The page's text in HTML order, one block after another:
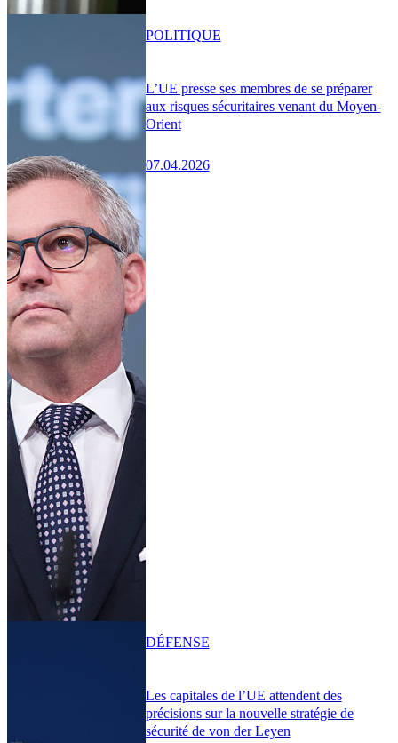
L’UE presse ses membres de se préparer
aux risques sécuritaires venant du Moyen-
Orient
07.04.2026
POLITIQUE
Les capitales de l’UE attendent des
précisions sur la nouvelle stratégie de
sécurité de von der Leyen
DÉFENSE